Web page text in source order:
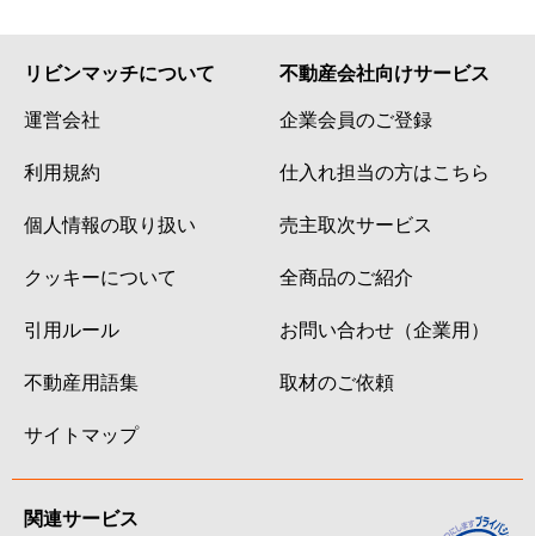
リビンマッチについて
運営会社
利用規約
個人情報の取り扱い
クッキーについて
引用ルール
不動産用語集
サイトマップ
不動産会社向けサービス
企業会員のご登録
仕入れ担当の方はこちら
売主取次サービス
全商品のご紹介
お問い合わせ（企業用）
取材のご依頼
関連サービス